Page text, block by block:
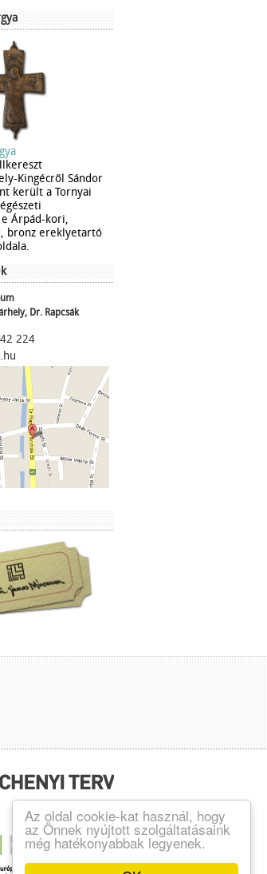
Az oldal cookie-kat használ, hogy
az Önnek nyújtott szolgáltatásaink
még hatékonyabbak legyenek.
Kingécről Sándor
került a Tornyai
Árpád-kori,
bronz ereklyetartó
Dr. Rapcsák
224